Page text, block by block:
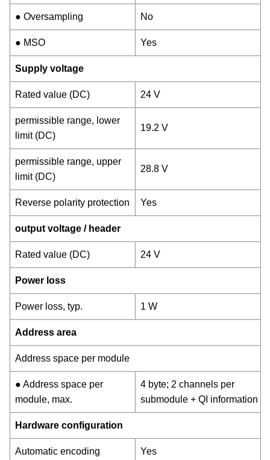
● Oversampling No
● MSO Yes
Supply voltage
Rated value (DC) 24 V
permissible range, lower
limit (DC)
19.2 V
permissible range, upper
limit (DC)
28.8 V
Reverse polarity protection Yes
output voltage / header
Rated value (DC) 24 V
Power loss
Power loss, typ. 1 W
Address area
Address space per module
● Address space per
module, max.
4 byte; 2 channels per
submodule + QI information
Hardware configuration
Automatic encoding Yes